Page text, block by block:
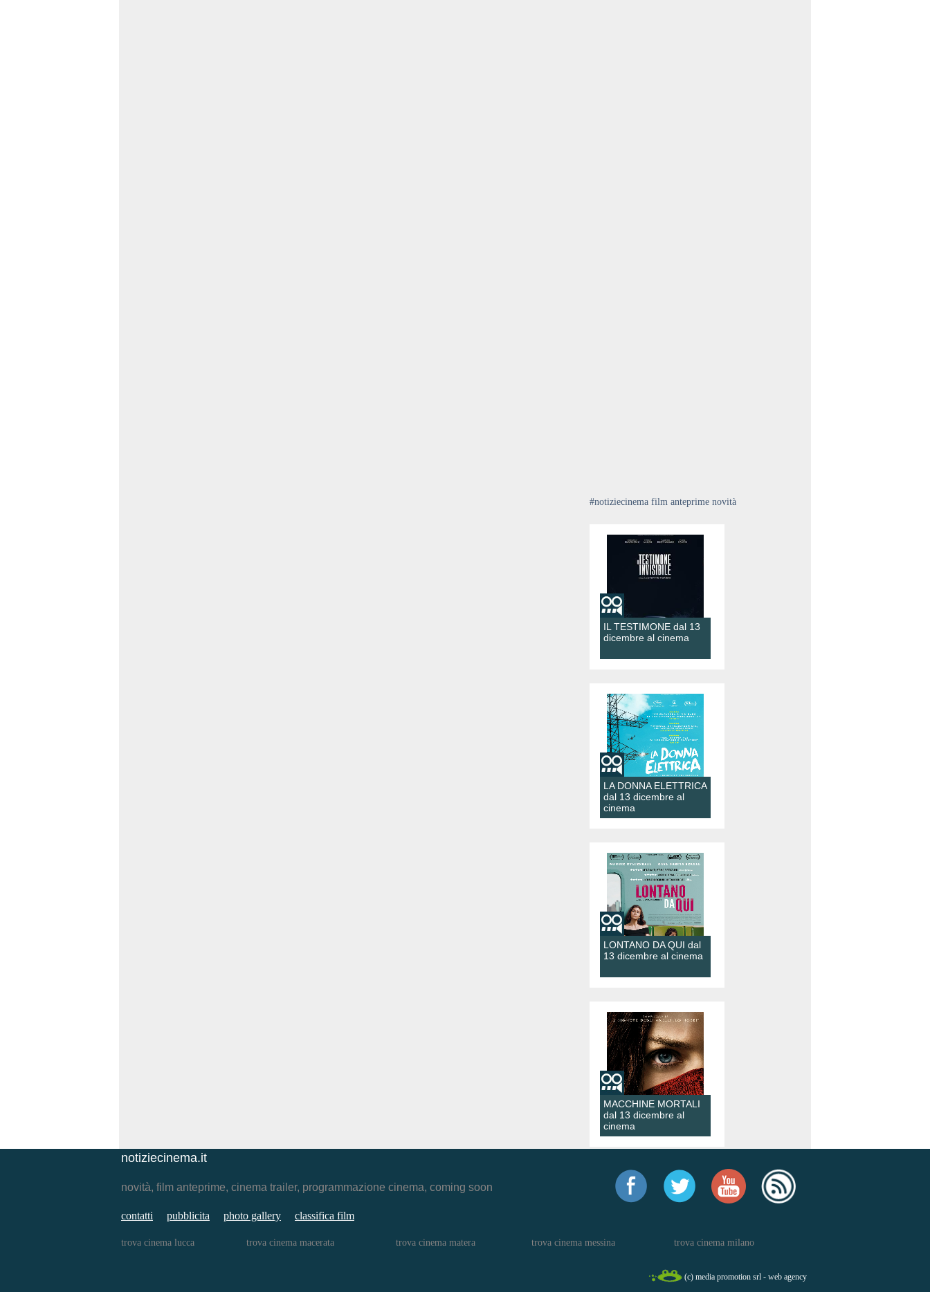
#notiziecinema film anteprime novità
IL TESTIMONE dal 13
dicembre al cinema
LA DONNA ELETTRICA
dal 13 dicembre al
cinema
LONTANO DA QUI dal
13 dicembre al cinema
MACCHINE MORTALI
dal 13 dicembre al
cinema
notiziecinema.it
novità, film anteprime, cinema trailer, programmazione cinema, coming soon
contatti pubblicita photo gallery classifica film
trova cinema lucca trova cinema macerata trova cinema matera trova cinema messina trova cinema milano
(c) media promotion srl - web agency